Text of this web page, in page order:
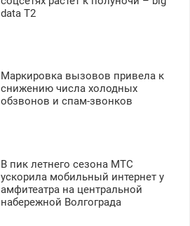
data T2
Маркировка вызовов привела к
снижению числа холодных
обзвонов и спам-звонков
В пик летнего сезона МТС
ускорила мобильный интернет у
амфитеатра на центральной
набережной Волгограда